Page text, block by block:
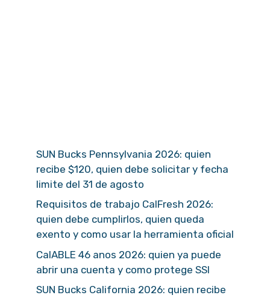
SUN Bucks Pennsylvania 2026: quien
recibe $120, quien debe solicitar y fecha
limite del 31 de agosto
Requisitos de trabajo CalFresh 2026:
quien debe cumplirlos, quien queda
exento y como usar la herramienta oficial
CalABLE 46 anos 2026: quien ya puede
abrir una cuenta y como protege SSI
SUN Bucks California 2026: quien recibe